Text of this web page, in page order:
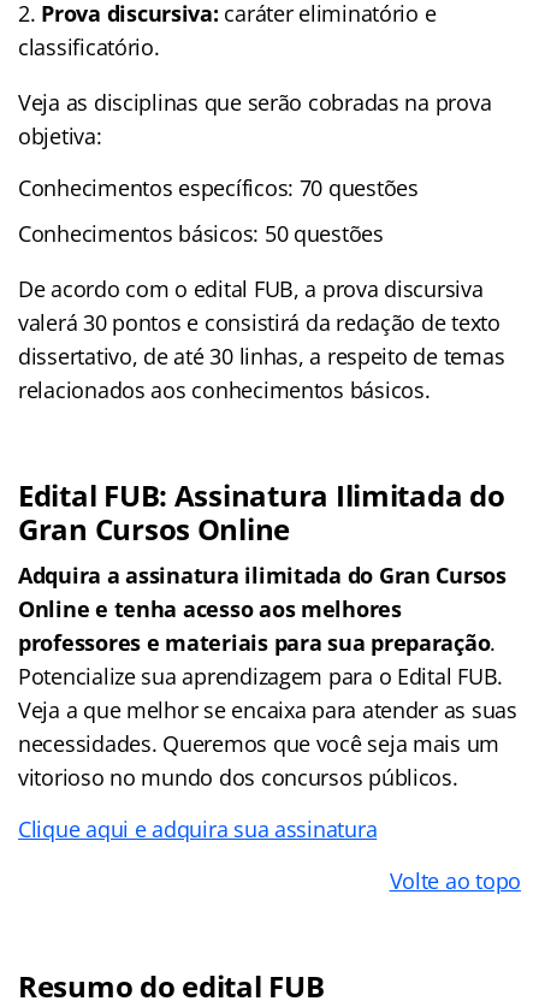
Prova discursiva: caráter eliminatório e
classificatório.
Veja as disciplinas que serão cobradas na prova
objetiva:
Conhecimentos específicos: 70 questões
Conhecimentos básicos: 50 questões
De acordo com o edital FUB, a prova discursiva
valerá 30 pontos e consistirá da redação de texto
dissertativo, de até 30 linhas, a respeito de temas
relacionados aos conhecimentos básicos.
Edital FUB: Assinatura Ilimitada do
Gran Cursos Online
Adquira a assinatura ilimitada do Gran Cursos
Online e tenha acesso aos melhores
professores e materiais para sua preparação.
Potencialize sua aprendizagem para o Edital FUB.
Veja a que melhor se encaixa para atender as suas
necessidades. Queremos que você seja mais um
vitorioso no mundo dos concursos públicos.
Clique aqui e adquira sua assinatura
Volte ao topo
Resumo do edital FUB